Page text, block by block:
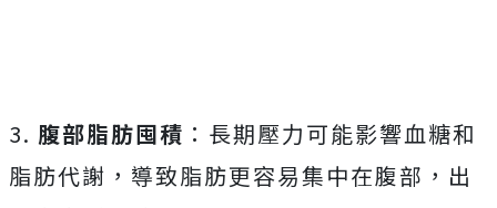
3. 腹部脂肪囤積 ：長期壓力可能影響血糖和
脂肪代謝，導致脂肪更容易集中在腹部，出